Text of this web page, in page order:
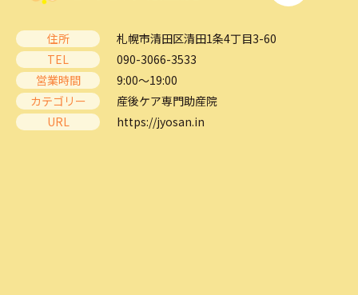
住所
札幌市清田区清田1条4丁目3-60
TEL
090-3066-3533
営業時間
9:00～19:00
カテゴリー
産後ケア専門助産院
URL
https://jyosan.in